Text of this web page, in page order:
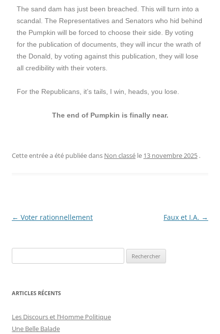
The sand dam has just been breached. This will turn into a
scandal. The Representatives and Senators who hid behind
the Pumpkin will be forced to choose their side. By voting
for the publication of documents, they will incur the wrath of
the Donald, by voting against this publication, they will lose
all credibility with their voters.
For the Republicans, it’s tails, I win, heads, you lose.
The end of Pumpkin is finally near.
Cette entrée a été publiée dans Non classé le 13 novembre 2025 .
Navigation
← Voter rationnellement Faux et I.A. →
ARTICLES RÉCENTS
Les Discours et l’Homme Politique
Une Belle Balade